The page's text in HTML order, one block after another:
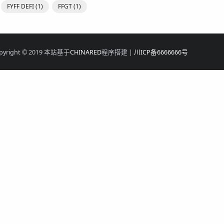
FYFF DEFI(1) FFGT(1)
© 2019 本站基于CHINARED程序搭建 | 川ICP备6666666号